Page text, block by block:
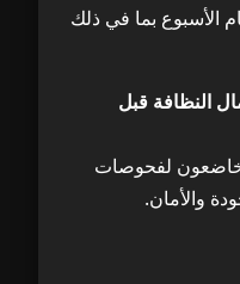
الأسبوع بما في ذلك
النظافة قبل
خاضعون لفحوصات
والأمان.